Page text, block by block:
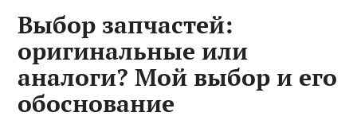
Выбор запчастей:
оригинальные или
аналоги? Мой выбор и его
обоснование